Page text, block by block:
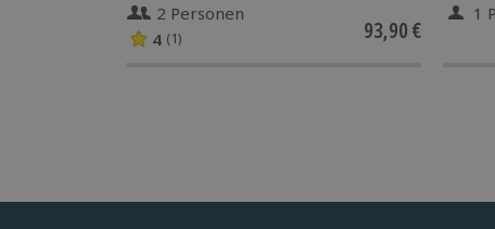
2 Personen
4 (1) 93,90 €
1